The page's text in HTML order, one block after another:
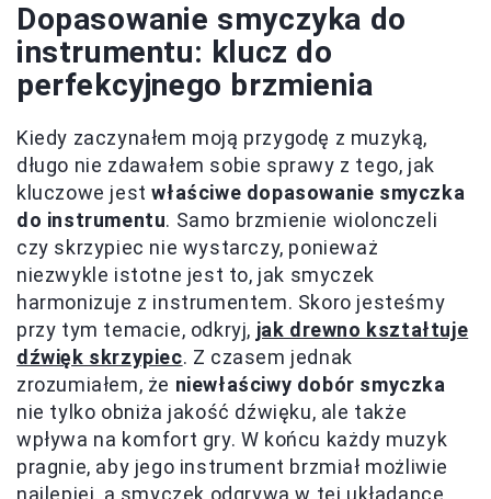
Dopasowanie smyczyka do
instrumentu: klucz do
perfekcyjnego brzmienia
Kiedy zaczynałem moją przygodę z muzyką,
długo nie zdawałem sobie sprawy z tego, jak
kluczowe jestwłaściwe dopasowanie smyczka
do instrumentu. Samo brzmienie wiolonczeli
czy skrzypiec nie wystarczy, ponieważ
niezwykle istotne jest to, jak smyczek
harmonizuje z instrumentem. Skoro jesteśmy
przy tym temacie, odkryj, jak drewno kształtuje
dźwięk skrzypiec. Z czasem jednak
zrozumiałem, że niewłaściwy dobór smyczka
nie tylko obniża jakość dźwięku, ale także
wpływa na komfort gry. W końcu każdy muzyk
pragnie, aby jego instrument brzmiał możliwie
najlepiej, a smyczek odgrywa w tej układance